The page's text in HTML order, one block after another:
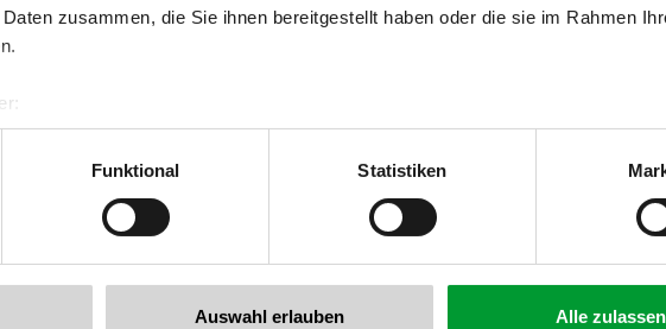
zusammen, die Sie ihnen bereitgestellt haben oder die sie im Rahmen
& Co KG
Funktional Statistiken
Auswahl erlauben Alle zulassen
right on the bus stop Rustige ligging